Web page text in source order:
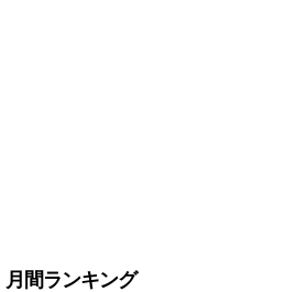
月間ランキング